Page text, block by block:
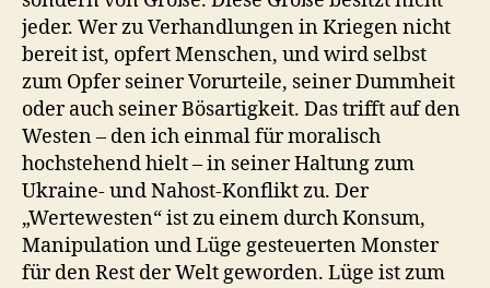
jeder. Wer zu Verhandlungen in Kriegen nicht
bereit ist, opfert Menschen, und wird selbst
zum Opfer seiner Vorurteile, seiner Dummheit
oder auch seiner Bösartigkeit. Das trifft auf den
Westen – den ich einmal für moralisch
hochstehend hielt – in seiner Haltung zum
Ukraine- und Nahost-Konflikt zu. Der
„Wertewesten“ ist zu einem durch Konsum,
Manipulation und Lüge gesteuerten Monster
für den Rest der Welt geworden. Lüge ist zum